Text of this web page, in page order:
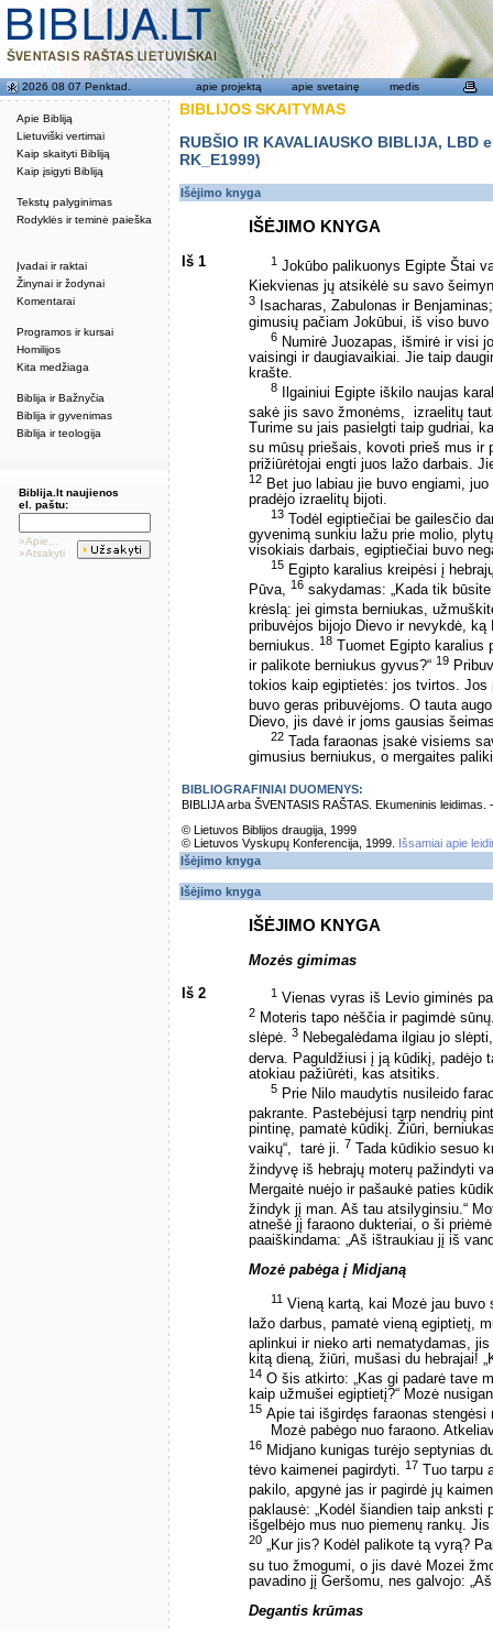
Apie Bibliją
Lietuviški vertimai
Kaip skaityti Bibliją
Kaip įsigyti Bibliją
Tekstų palyginimas
Rodyklės ir teminė paieška
Įvadai ir raktai
Žinynai ir žodynai
Komentarai
Programos ir kursai
Homilijos
Kita medžiaga
Biblija ir Bažnyčia
Biblija ir gyvenimas
Biblija ir teologija
2026 08 07 Penktad. apie projektą apie svetainę medis
Biblija.lt naujienos
el. paštu:
»Apie...
»Atsakyti
BIBLIJOS SKAITYMAS
RUBŠIO IR KAVALIAUSKO BIBLIJA,
RK_E1999)
Išėjimo knyga
IŠĖJIMO KNYGA
Iš 1 1 Jokūbo palikuonys Egipte Štai
Kiekvienas jų atsikėlė su savo
3 Isacharas, Zabulonas ir
gimusių pačiam Jokūbui, iš viso
6 Numirė Juozapas, išmirė ir visi
vaisingi ir daugiavaikiai. Jie taip
krašte.
8 Ilgainiui Egipte iškilo naujas
sakė jis savo žmonėms, ­ izraelitų
Turime su jais pasielgti taip gudriai,
su mūsų priešais, kovoti prieš mus ir
prižiūrėtojai engti juos lažo darbais.
12 Bet juo labiau jie buvo engiami,
pradėjo izraelitų bijoti.
13 Todėl egiptiečiai be gailesčio
gyvenimą sunkiu lažu prie molio,
visokiais darbais, egiptiečiai buvo
15 Egipto karalius kreipėsi į
Pūva, 16 sakydamas: „Kada tik
krėslą: jei gimsta berniukas,
pribuvėjos bijojo Dievo ir nevykdė,
berniukus. 18 Tuomet Egipto karalius
ir palikote berniukus gyvus?“ 19
tokios kaip egiptietės: jos tvirtos. Jos
buvo geras pribuvėjoms. O tauta
Dievo, jis davė ir joms gausias
22 Tada faraonas įsakė visiems
gimusius berniukus, o mergaites
BIBLIOGRAFINIAI DUOMENYS:
BIBLIJA arba ŠVENTASIS RAŠTAS. Ekumeninis
© Lietuvos Biblijos draugija, 1999
© Lietuvos Vyskupų Konferencija, 1999.
Išsamiai apie
Išėjimo knyga
Išėjimo knyga
IŠĖJIMO KNYGA
Mozės gimimas
Iš 2 1 Vienas vyras iš Levio giminės
2 Moteris tapo nėščia ir pagimdė
slėpė. 3 Nebegalėdama ilgiau jo
derva. Paguldžiusi į ją kūdikį, padėjo
atokiau pažiūrėti, kas atsitiks.
5 Prie Nilo maudytis nusileido
pakrante. Pastebėjusi tarp nendrių
pintinę, pamatė kūdikį. Žiūri,
vaikų“, ­ tarė ji. 7 Tada kūdikio sesuo
žindyvę iš hebrajų moterų pažindyti
Mergaitė nuėjo ir pašaukė paties
žindyk jį man. Aš tau atsilyginsiu.“
atnešė jį faraono dukteriai, o ši
paaiškindama: „Aš ištraukiau jį iš
Mozė pabėga į Midjaną
11 Vieną kartą, kai Mozė jau buvo
lažo darbus, pamatė vieną egiptietį,
aplinkui ir nieko arti nematydamas,
kitą dieną, žiūri, mušasi du hebrajai!
14 O šis atkirto: „Kas gi padarė tave
kaip užmušei egiptietį?“ Mozė
15 Apie tai išgirdęs faraonas stengėsi
Mozė pabėgo nuo faraono.
16 Midjano kunigas turėjo septynias
tėvo kaimenei pagirdyti. 17 Tuo tarpu
pakilo, apgynė jas ir pagirdė jų
paklausė: „Kodėl šiandien taip anksti
išgelbėjo mus nuo piemenų rankų.
20 „Kur jis? Kodėl palikote tą vyrą?
su tuo žmogumi, o jis davė Mozei
pavadino jį Geršomu, nes galvojo:
Degantis krūmas